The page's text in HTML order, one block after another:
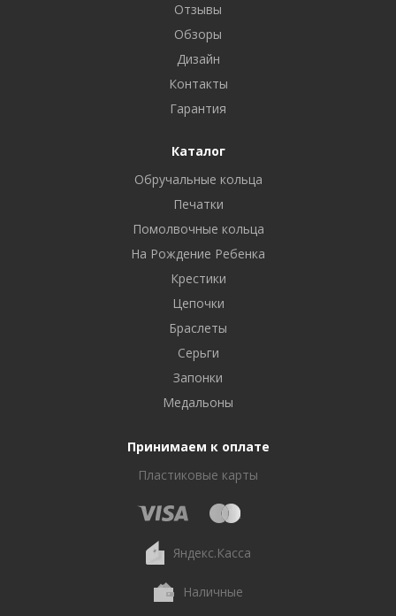
Отзывы
Обзоры
Дизайн
Контакты
Гарантия
Каталог
Обручальные кольца
Печатки
Помолвочные кольца
На Рождение Ребенка
Крестики
Цепочки
Браслеты
Серьги
Запонки
Медальоны
Принимаем к оплате
Пластиковые карты
Яндекс.Касса
Наличные